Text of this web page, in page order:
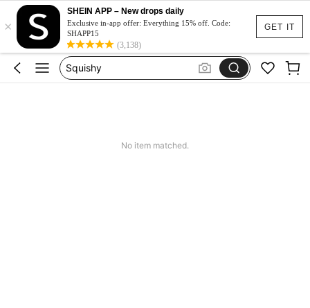
GET IT
×
SHEIN APP – New drops daily
Exclusive in-app offer: Everything 15% off. Code:
SHAPP15
(3,138)
Dluga Letnia Sukienka
Squishy
Set 2 Piece Set Women
No item matched.